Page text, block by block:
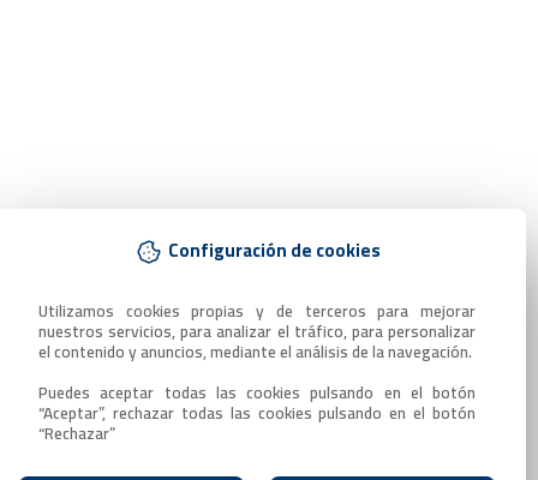
Configuración de cookies
Utilizamos cookies propias y de terceros para mejorar
nuestros servicios, para analizar el tráfico, para personalizar
el contenido y anuncios, mediante el análisis de la navegación.
Puedes aceptar todas las cookies pulsando en el botón
“Aceptar”, rechazar todas las cookies pulsando en el botón
“Rechazar”